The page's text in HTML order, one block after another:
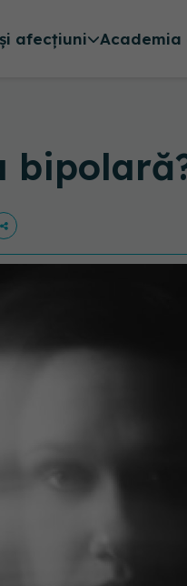
afecțiuni Academia